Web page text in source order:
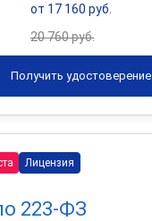
от 17 160 руб.
20 760 руб.
Получить удостоверение
Лицензия
223-ФЗ